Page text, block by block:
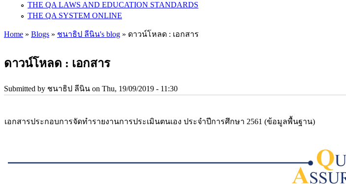
THE QA LAWS AND EDUCATION STANDARDS
THE QA SYSTEM ONLINE
Home » Blogs » ชนาธิป ลีนิน's blog » ดาวน์โหลด : เอกสาร
ดาวน์โหลด : เอกสาร
Submitted by ชนาธิป ลีนิน on Thu, 19/09/2019 - 11:30
เอกสารประกอบการจัดทำรายงานการประเมินตนเอง ประจำปีการศึกษา 2561 (ข้อมูลพื้นฐาน)